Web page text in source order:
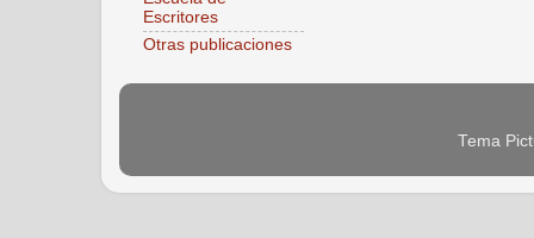
Escritores
Otras publicaciones
Tema